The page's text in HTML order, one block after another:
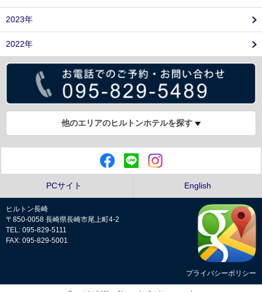
2023年
2022年
他のエリアのヒルトンホテルを探す
PCサイト English
ヒルトン長崎
〒850-0058 長崎県長崎市尾上町4-2
TEL: 095-829-5111
FAX: 095-829-5001
プライバシーポリシー